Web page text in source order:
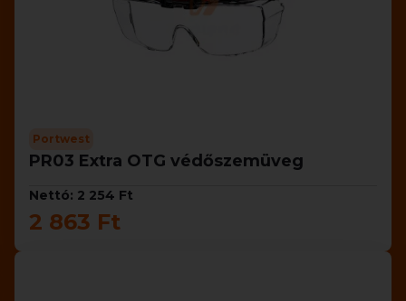
Portwest
PR03 Extra OTG védőszemüveg
Nettó: 2 254 Ft
2 863 Ft